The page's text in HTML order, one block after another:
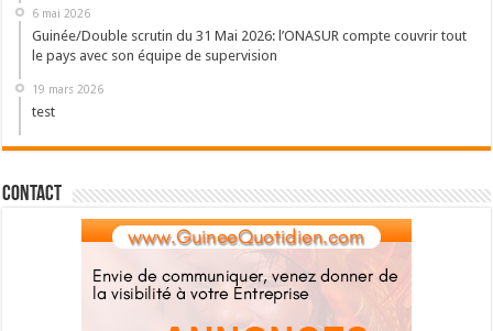
6 mai 2026
Guinée/Double scrutin du 31 Mai 2026: l’ONASUR compte couvrir tout
le pays avec son équipe de supervision
19 mars 2026
test
Contact